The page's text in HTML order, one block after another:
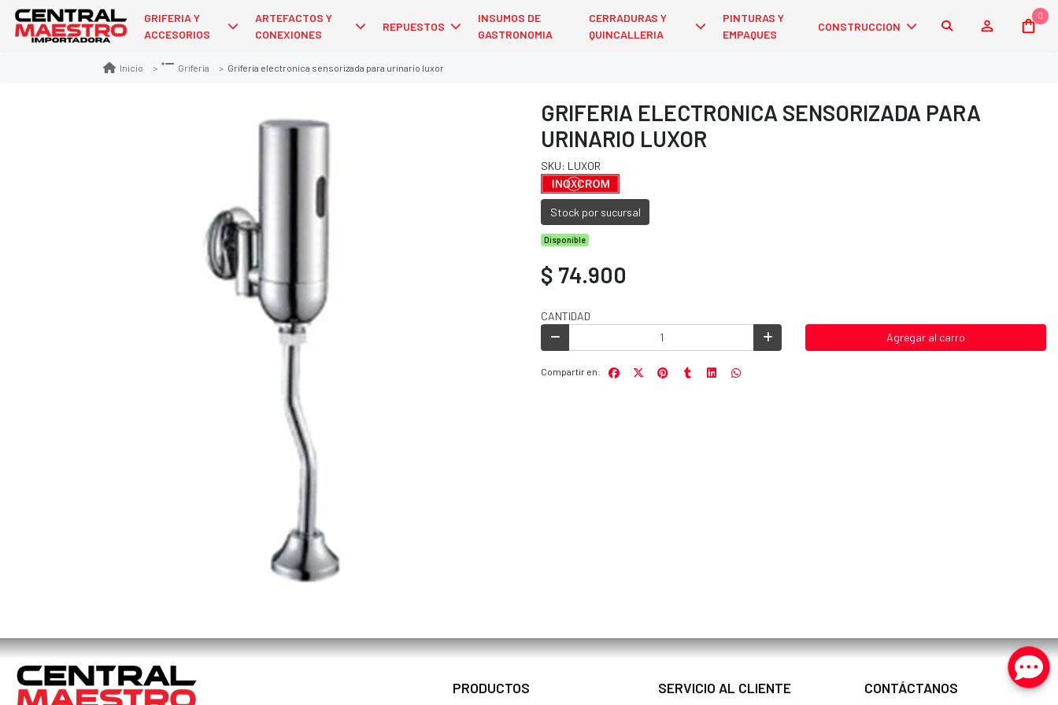
GRIFERIA Y
ACCESORIOS
ARTEFACTOS Y
CONEXIONES
REPUESTOS
INSUMOS DE
GASTRONOMIA
CERRADURAS Y
QUINCALLERIA
PINTURAS Y
EMPAQUES
CONSTRUCCION
0
Inicio Grifería Griferia electronica sensorizada para urinario luxor
GRIFERIA ELECTRONICA SENSORIZADA PARA
URINARIO LUXOR
SKU: LUXOR
Stock por sucursal
Disponible
$ 74.900
CANTIDAD
Agregar al carro
Compartir en:
PRODUCTOS SERVICIO AL CLIENTE CONTÁCTANOS